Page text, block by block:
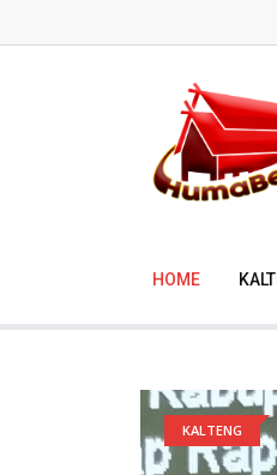
HOME
KALTENG